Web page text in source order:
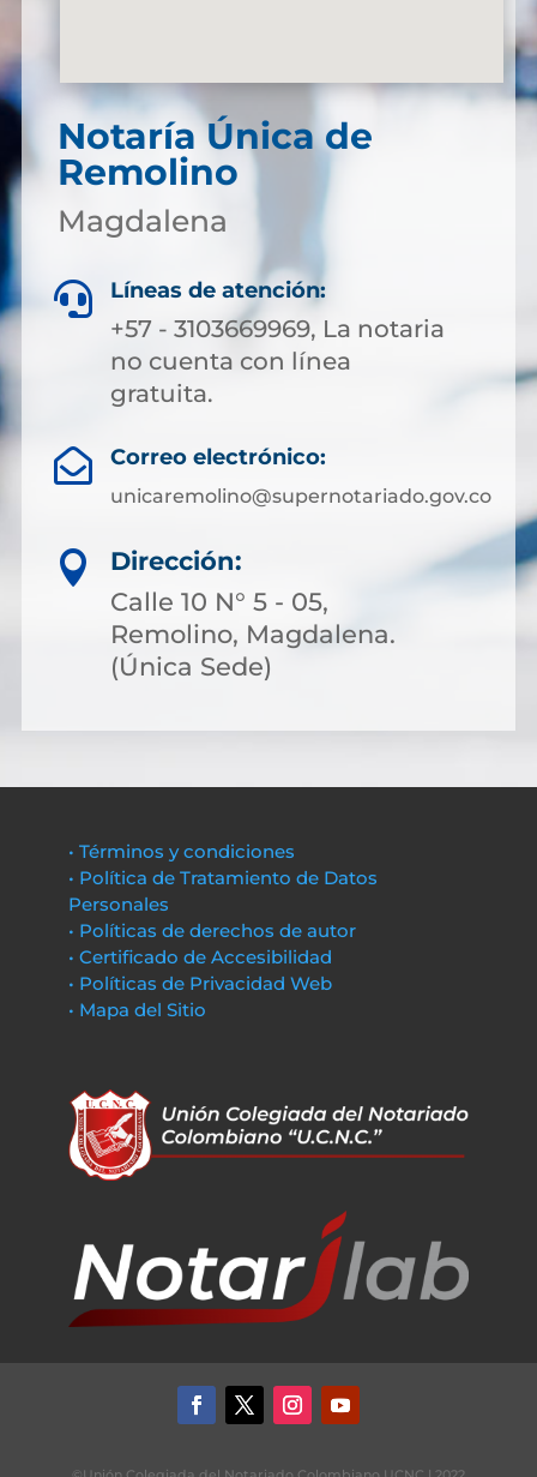
Notaría Única de
Remolino
Magdalena
 Líneas de atención:
+57 - 3103669969, La notaria
no cuenta con línea
gratuita.
 Correo electrónico:
unicaremolino@supernotariado.gov.co

Dirección:
Calle 10 N° 5 - 05,
Remolino, Magdalena.
(Única Sede)
• Términos y condiciones
• Política de Tratamiento de Datos
Personales
• Políticas de derechos de autor
• Certificado de Accesibilidad
• Políticas de Privacidad Web
• Mapa del Sitio